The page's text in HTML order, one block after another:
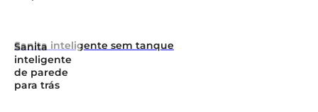
Sanita inteligente sem tanque
Sanita
inteligente
de parede
para trás